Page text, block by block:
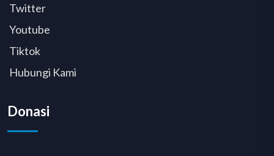
Twitter
Youtube
Tiktok
Hubungi Kami
Donasi